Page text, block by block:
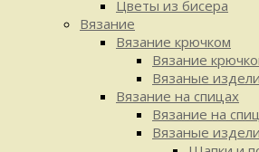
Цветы из бисера
Вязание
Вязание крючком
Вязание
Вязаные
Вязание на спицах
Вязание на
Вязаные